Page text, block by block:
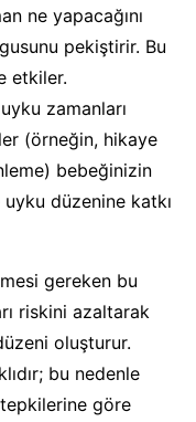
ne yapacağını
pekiştirir. Bu
etkiler.
zamanları
(örneğin, hikaye
bebeğinizin
düzenine katkı
gereken bu
riskini azaltarak
oluşturur.
bu nedenle
göre